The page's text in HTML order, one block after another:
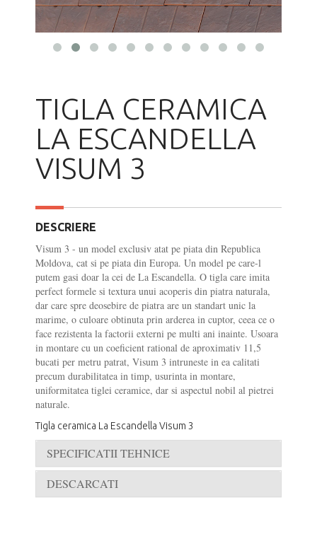
TIGLA CERAMICA
LA ESCANDELLA
VISUM 3
DESCRIERE
Visum 3 - un model exclusiv atat pe piata din Republica
Moldova, cat si pe piata din Europa. Un model pe care-l
putem gasi doar la cei de La Escandella. O tigla care imita
perfect formele si textura unui acoperis din piatra naturala,
dar care spre deosebire de piatra are un standart unic la
marime, o culoare obtinuta prin arderea in cuptor, ceea ce o
face rezistenta la factorii externi pe multi ani inainte. Usoara
in montare cu un coeficient rational de aproximativ 11,5
bucati per metru patrat, Visum 3 intruneste in ea calitati
precum durabilitatea in timp, usurinta in montare,
uniformitatea tiglei ceramice, dar si aspectul nobil al pietrei
naturale.
Tigla ceramica La Escandella Visum 3
SPECIFICATII TEHNICE
DESCARCATI